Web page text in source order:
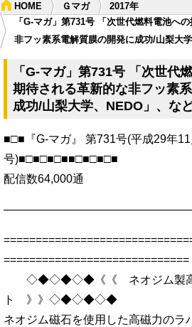
HOME Ｇマガ
2017年
「G-マガ」第731号 「次世代燃料電池へ
非フッ素系電解質膜の開発に成功/山梨大
「G-マガ」第731号 「次世代
期待される革新的な非フッ素
成功/山梨大学、NEDO」、な
■□■『G-マガ』 第731号(平成29年11
号)■□■□■□■■□■□■□■
配信数64,000通
=============================
◇◆◇◆◇◆《《 ネオジム製高磁
ト 》》◇◆◇◆◇◆
ネオジム磁石を使用した高磁力のラ